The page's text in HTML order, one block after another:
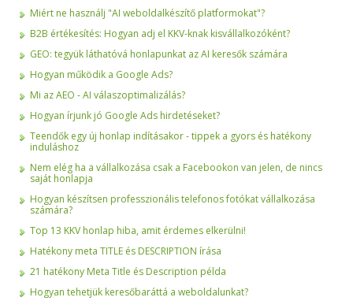
Miért ne használj "AI weboldalkészítő platformokat"?
B2B értékesítés: Hogyan adj el KKV-knak kisvállalkozóként?
GEO: tegyük láthatóvá honlapunkat az AI keresők számára
Hogyan működik a Google Ads?
Mi az AEO - AI válaszoptimalizálás?
Hogyan írjunk jó Google Ads hirdetéseket?
Teendők egy új honlap indításakor - tippek a gyors és hatékony
induláshoz
Nem elég ha a vállalkozása csak a Facebookon van jelen, de nincs
saját honlapja
Hogyan készítsen professzionális telefonos fotókat vállalkozása
számára?
Top 13 KKV honlap hiba, amit érdemes elkerülni!
Hatékony meta TITLE és DESCRIPTION írása
21 hatékony Meta Title és Description példa
Hogyan tehetjük keresőbaráttá a weboldalunkat?